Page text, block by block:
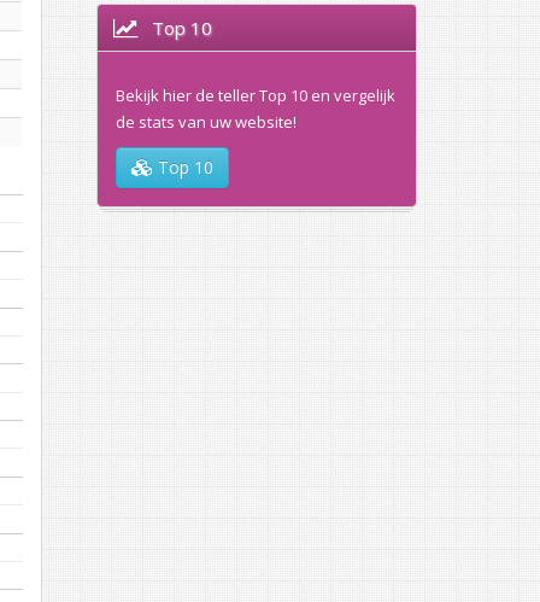
Top 10
Bekijk hier de teller Top 10 en vergelijk
de stats van uw website!
Top 10